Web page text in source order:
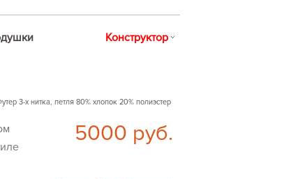
Конструктор
3-х нитка, петля 80% хлопок 20% полиэстер
5000 руб.